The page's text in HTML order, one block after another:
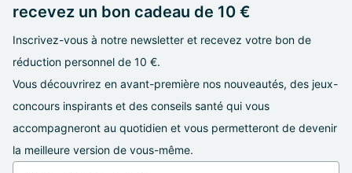
recevez un bon cadeau de 10 €
Inscrivez-vous à notre newsletter et recevez votre bon de
réduction personnel de 10 €.
Vous découvrirez en avant-première nos nouveautés, des jeux-
concours inspirants et des conseils santé qui vous
accompagneront au quotidien et vous permetteront de devenir
la meilleure version de vous-même.